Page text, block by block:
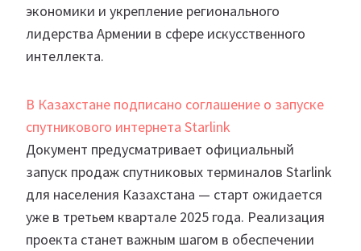
экономики и укрепление регионального
лидерства Армении в сфере искусственного
интеллекта.
В Казахстане подписано соглашение о запуске
спутникового интернета Starlink
Документ предусматривает официальный
запуск продаж спутниковых терминалов Starlink
для населения Казахстана — старт ожидается
уже в третьем квартале 2025 года. Реализация
проекта станет важным шагом в обеспечении